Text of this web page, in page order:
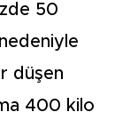
50
düşen
400 kilo